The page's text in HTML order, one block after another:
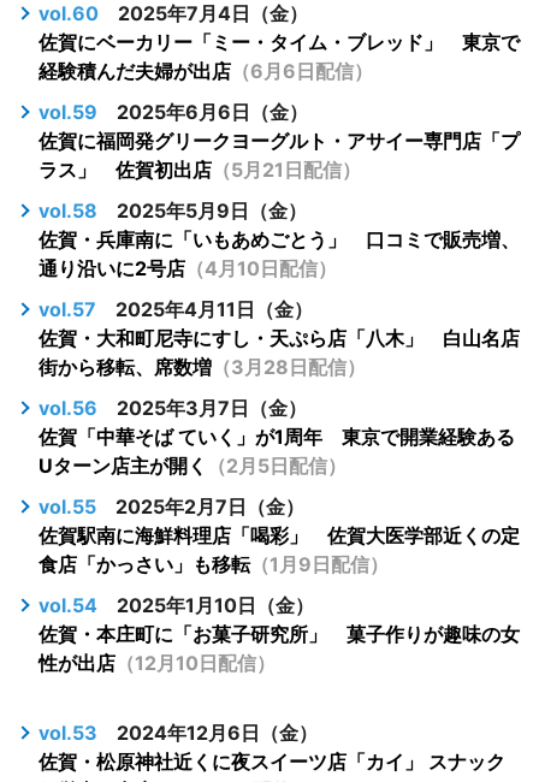
vol.60 2025年7月4日（金）
佐賀にベーカリー「ミー・タイム・ブレッド」 東京で
経験積んだ夫婦が出店 （6月6日配信）
vol.59 2025年6月6日（金）
佐賀に福岡発グリークヨーグルト・アサイー専門店「プ
ラス」 佐賀初出店 （5月21日配信）
vol.58 2025年5月9日（金）
佐賀・兵庫南に「いもあめごとう」 口コミで販売増、
通り沿いに2号店 （4月10日配信）
vol.57 2025年4月11日（金）
佐賀・大和町尼寺にすし・天ぷら店「八木」 白山名店
街から移転、席数増 （3月28日配信）
vol.56 2025年3月7日（金）
佐賀「中華そば ていく」が1周年 東京で開業経験ある
Uターン店主が開く
（2月5日配信）
vol.55 2025年2月7日（金）
佐賀駅南に海鮮料理店「喝彩」 佐賀大医学部近くの定
食店「かっさい」も移転（1月9日配信）
vol.54 2025年1月10日（金）
佐賀・本庄町に「お菓子研究所」 菓子作りが趣味の女
性が出店 （12月10日配信）
vol.53 2024年12月6日（金）
佐賀・松原神社近くに夜スイーツ店「カイ」 スナック